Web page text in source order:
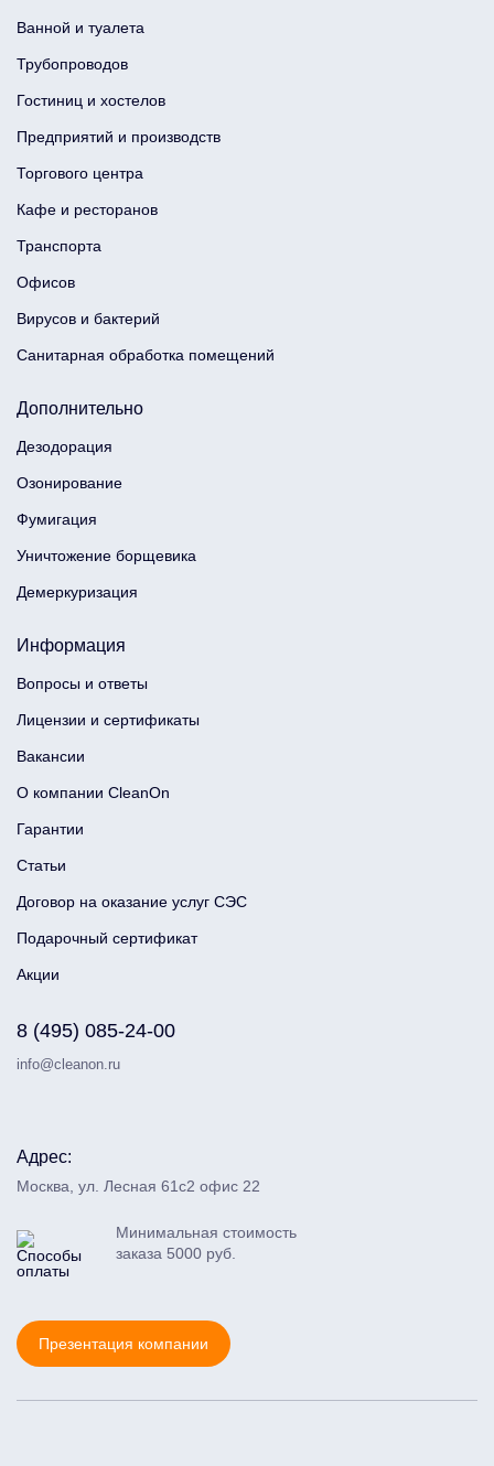
Ванной и туалета
Трубопроводов
Гостиниц и хостелов
Предприятий и производств
Торгового центра
Кафе и ресторанов
Транспорта
Офисов
Вирусов и бактерий
Санитарная обработка помещений
Дополнительно
Дезодорация
Озонирование
Фумигация
Уничтожение борщевика
Демеркуризация
Информация
Вопросы и ответы
Лицензии и сертификаты
Вакансии
О компании CleanOn
Гарантии
Статьи
Договор на оказание услуг СЭС
Подарочный сертификат
Акции
8 (495) 085-24-00
info@cleanon.ru
Адрес:
Москва, ул. Лесная 61с2 офис 22
Минимальная стоимость
заказа 5000 руб.
Презентация компании